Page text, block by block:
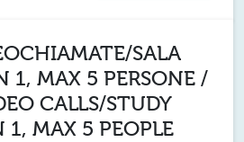
SALA
1, MAX 5 PERSONE /
CALLS/STUDY
MAX 5 PEOPLE